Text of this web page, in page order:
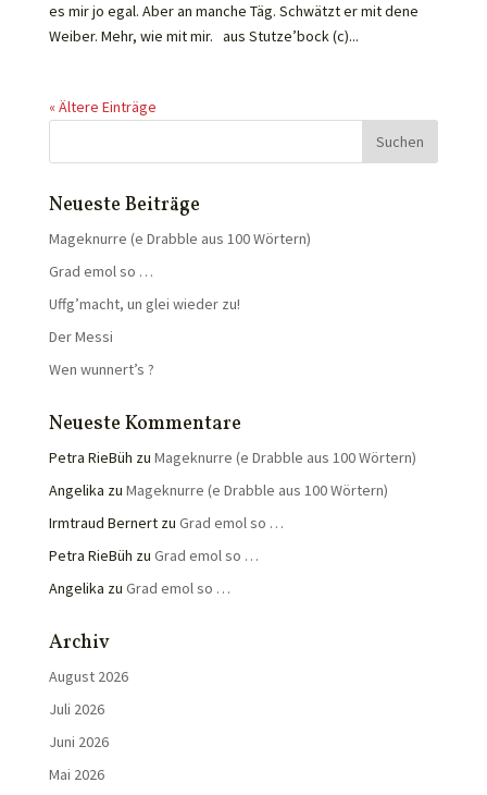
es mir jo egal. Aber an manche Täg. Schwätzt er mit dene
Weiber. Mehr, wie mit mir. aus Stutze’bock (c)...
« Ältere Einträge
Neueste Beiträge
Mageknurre (e Drabble aus 100 Wörtern)
Grad emol so …
Uffg’macht, un glei wieder zu!
Der Messi
Wen wunnert’s ?
Neueste Kommentare
Petra RieBüh zu Mageknurre (e Drabble aus 100 Wörtern)
Angelika zu Mageknurre (e Drabble aus 100 Wörtern)
Irmtraud Bernertzu Grad emol so …
Petra RieBüh zu Grad emol so …
Angelika zu Grad emol so …
Archiv
August 2026
Juli 2026
Juni 2026
Mai 2026